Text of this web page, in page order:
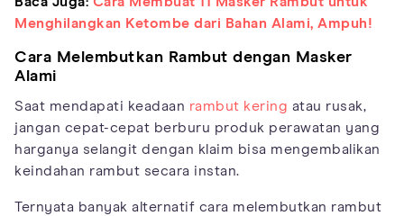
Menghilangkan Ketombe dari Bahan Alami, Ampuh!
Cara Melembutkan Rambut dengan Masker
Alami
Saat mendapati keadaan rambut kering atau rusak,
jangan cepat-cepat berburu produk perawatan yang
harganya selangit dengan klaim bisa mengembalikan
keindahan rambut secara instan.
Ternyata banyak alternatif cara melembutkan rambut